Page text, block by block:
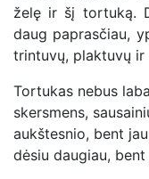
želę ir šį tortuką.
daug paprasčiau,
trintuvų, plaktuvų ir
Tortukas nebus
skersmens,
aukštesnio, bent
dėsiu daugiau,